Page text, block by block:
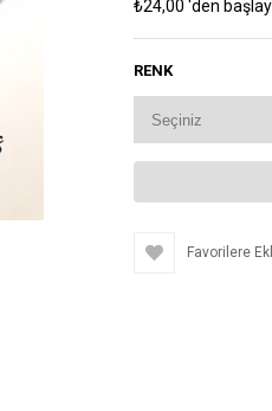
₺24,00 'den
RENK
Favorilere